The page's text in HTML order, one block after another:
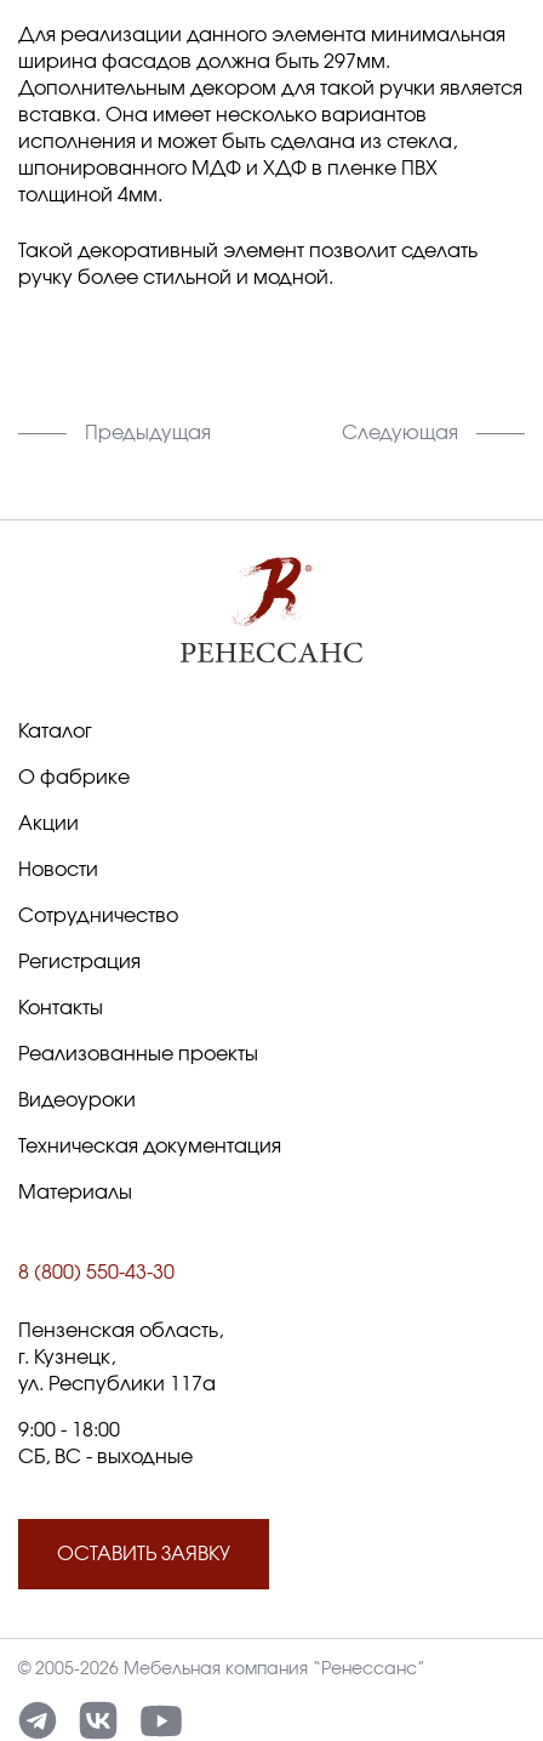
Для реализации данного элемента минимальная
ширина фасадов должна быть 297мм.
Дополнительным декором для такой ручки является
вставка. Она имеет несколько вариантов
исполнения и может быть сделана из стекла,
шпонированного МДФ и ХДФ в пленке ПВХ
толщиной 4мм.
Такой декоративный элемент позволит сделать
ручку более стильной и модной.
Предыдущая Следующая
Каталог
О фабрике
Акции
Новости
Сотрудничество
Регистрация
Контакты
Реализованные проекты
Видеоуроки
Техническая документация
Материалы
8 (800) 550-43-30
Пензенская область,
г. Кузнецк,
ул. Республики 117а
9:00 - 18:00
СБ, ВС - выходные
ОСТАВИТЬ ЗАЯВКУ
© 2005-2026 Мебельная компания “Ренессанс”